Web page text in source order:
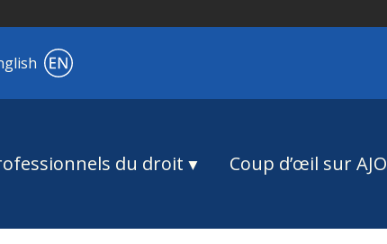
du droit Coup d’œil sur AJO